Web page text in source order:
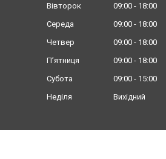
Вівторок
09:00
18:00
Середа
09:00
18:00
Четвер
09:00
18:00
Пʼятниця
09:00
18:00
Субота
09:00
15:00
Неділя
Вихідний